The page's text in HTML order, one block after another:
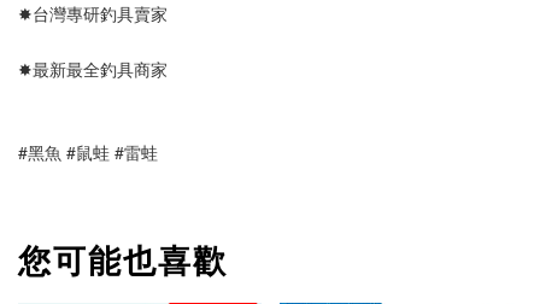
✸台灣專研釣具賣家
✸最新最全釣具商家
#黑魚 #鼠蛙 #雷蛙
您可能也喜歡